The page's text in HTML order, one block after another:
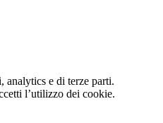
analytics e di terze parti.
l’utilizzo dei cookie.